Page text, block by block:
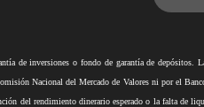
de inversiones o fondo de garantía de
Nacional del Mercado de Valores ni por el
del rendimiento dinerario esperado o la falta de